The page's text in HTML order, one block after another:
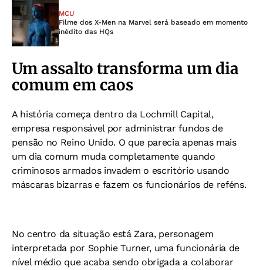
MCU
Filme dos X-Men na Marvel será baseado em momento
inédito das HQs
Um assalto transforma um dia
comum em caos
A história começa dentro da Lochmill Capital,
empresa responsável por administrar fundos de
pensão no Reino Unido. O que parecia apenas mais
um dia comum muda completamente quando
criminosos armados invadem o escritório usando
máscaras bizarras e fazem os funcionários de reféns.
No centro da situação está Zara, personagem
interpretada por Sophie Turner, uma funcionária de
nível médio que acaba sendo obrigada a colaborar